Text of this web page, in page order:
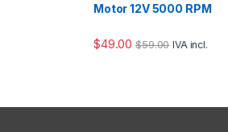
Motor 12V 5000 RPM
$49.00 $59.00 IVA incl.